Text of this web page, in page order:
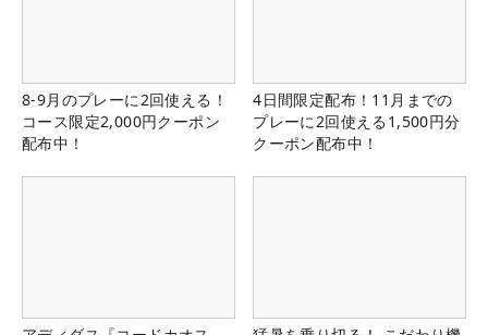
8-9月のプレーに2回使える！
コース限定2,000円クーポン
配布中！
4日間限定配布！11月までの
プレーに2回使える1,500円分
クーポン配布中！